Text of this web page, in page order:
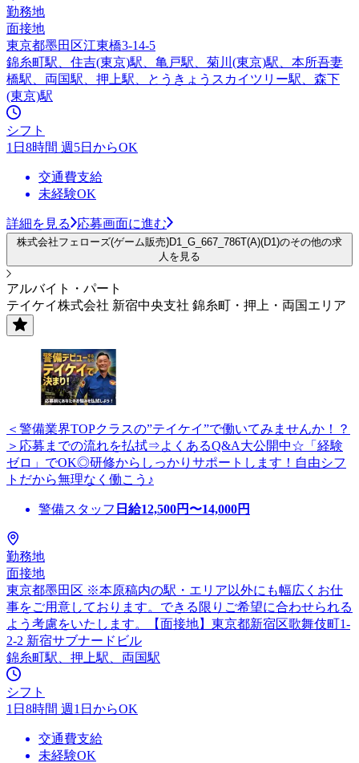
勤務地
面接地
東京都墨田区江東橋3-14-5
錦糸町駅、住吉(東京)駅、亀戸駅、菊川(東京)駅、本所吾妻
橋駅、両国駅、押上駅、とうきょうスカイツリー駅、森下
(東京)駅
シフト
1日8時間 週5日からOK
交通費支給
未経験OK
詳細を見る 応募画面に進む
株式会社フェローズ(ゲーム販売)D1_G_667_786T(A)(D1)のその他の求
人を見る
アルバイト・パート
テイケイ株式会社 新宿中央支社 錦糸町・押上・両国エリア
＜警備業界TOPクラスの”テイケイ”で働いてみませんか！？
＞応募までの流れを払拭⇒よくあるQ&A大公開中☆「経験
ゼロ」でOK◎研修からしっかりサポートします！自由シフ
トだから無理なく働こう♪
警備スタッフ 日給12,500円〜14,000円
勤務地
面接地
東京都墨田区 ※本原稿内の駅・エリア以外にも幅広くお仕
事をご用意しております。できる限りご希望に合わせられる
よう考慮をいたします。【面接地】東京都新宿区歌舞伎町1-
2-2 新宿サブナードビル
錦糸町駅、押上駅、両国駅
シフト
1日8時間 週1日からOK
交通費支給
未経験OK